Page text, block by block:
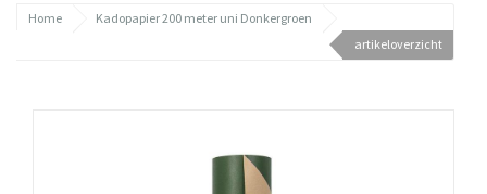
Home
Kadopapier 200 meter uni Donkergroen
artikeloverzicht